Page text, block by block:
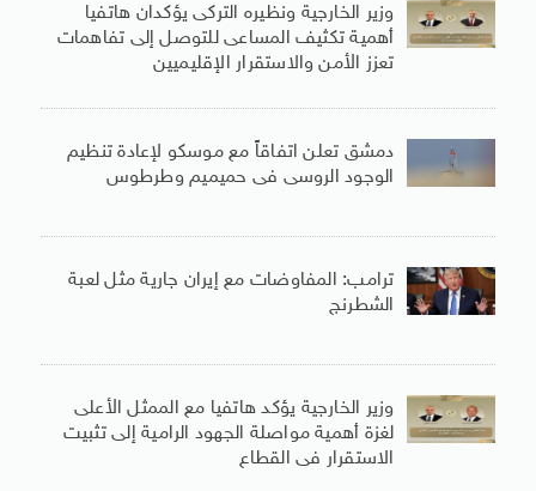
وزير الخارجية ونظيره التركى يؤكدان هاتفيا
أهمية تكثيف المساعى للتوصل إلى تفاهمات
تعزز الأمن والاستقرار الإقليميين
دمشق تعلن اتفاقاً مع موسكو لإعادة تنظيم
الوجود الروسى فى حميميم وطرطوس
ترامب: المفاوضات مع إيران جارية مثل لعبة
الشطرنج
وزير الخارجية يؤكد هاتفيا مع الممثل الأعلى
لغزة أهمية مواصلة الجهود الرامية إلى تثبيت
الاستقرار فى القطاع